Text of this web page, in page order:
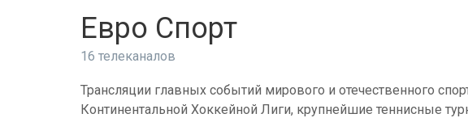
Евро Спорт
16 телеканалов
Трансляции главных событий мирового и отечественного
Континентальной Хоккейной Лиги, крупнейшие теннисные